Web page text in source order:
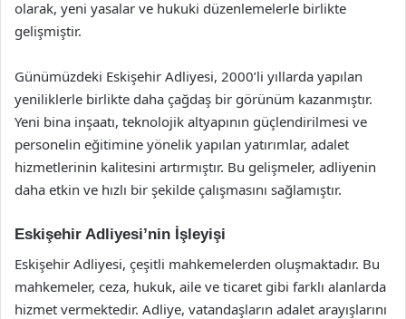
olarak, yeni yasalar ve hukuki düzenlemelerle birlikte
gelişmiştir.
Günümüzdeki Eskişehir Adliyesi, 2000’li yıllarda yapılan
yeniliklerle birlikte daha çağdaş bir görünüm kazanmıştır.
Yeni bina inşaatı, teknolojik altyapının güçlendirilmesi ve
personelin eğitimine yönelik yapılan yatırımlar, adalet
hizmetlerinin kalitesini artırmıştır. Bu gelişmeler, adliyenin
daha etkin ve hızlı bir şekilde çalışmasını sağlamıştır.
Eskişehir Adliyesi’nin İşleyişi
Eskişehir Adliyesi, çeşitli mahkemelerden oluşmaktadır. Bu
mahkemeler, ceza, hukuk, aile ve ticaret gibi farklı alanlarda
hizmet vermektedir. Adliye, vatandaşların adalet arayışlarını